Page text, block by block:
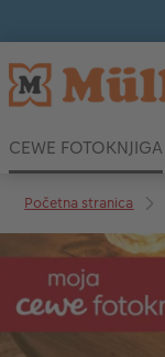
CEWE FOTOKNJIGA
Početna stranica